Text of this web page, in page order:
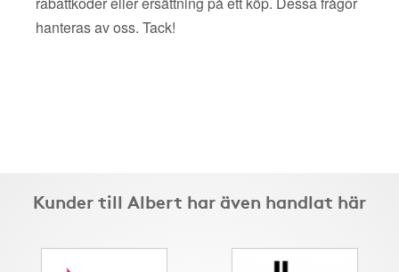
hanteras av oss. Tack!
Kunder till Albert har även handlat här